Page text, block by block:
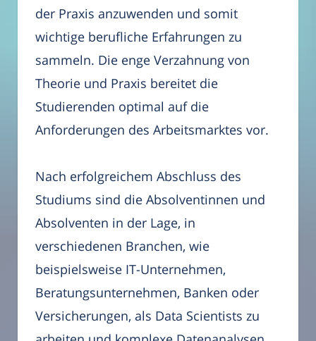
der Praxis anzuwenden und somit
wichtige berufliche Erfahrungen zu
sammeln. Die enge Verzahnung von
Theorie und Praxis bereitet die
Studierenden optimal auf die
Anforderungen des Arbeitsmarktes vor.
Nach erfolgreichem Abschluss des
Studiums sind die Absolventinnen und
Absolventen in der Lage, in
verschiedenen Branchen, wie
beispielsweise IT-Unternehmen,
Beratungsunternehmen, Banken oder
Versicherungen, als Data Scientists zu